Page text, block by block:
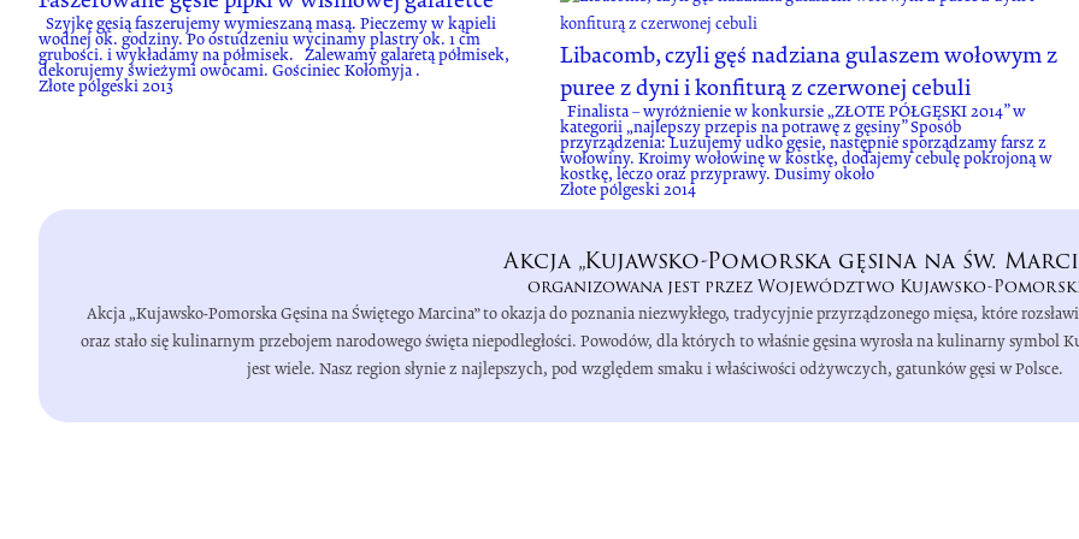
Szyjkę gęsią faszerujemy wymieszaną masą. Pieczemy w kąpieli
wodnej ok. godziny. Po ostudzeniu wycinamy plastry ok. 1 cm
grubości. i wykładamy na półmisek. Zalewamy galaretą półmisek,
dekorujemy świeżymi owocami. Gościniec Kołomyja .
Złote pólgeski 2013
Libacomb, czyli gęś nadziana gulaszem wołowym z
puree z dyni i konfiturą z czerwonej cebuli
Finalista – wyróżnienie w konkursie „ZŁOTE PÓŁGĘSKI 2014” w
kategorii „najlepszy przepis na potrawę z gęsiny” Sposób
przyrządzenia: Luzujemy udko gęsie, następnie sporządzamy farsz z
wołowiny. Kroimy wołowinę w kostkę, dodajemy cebulę pokrojoną w
kostkę, leczo oraz przyprawy. Dusimy około
Złote pólgeski 2014
Akcja „Kujawsko-Pomorska gęsina na św.
organizowana jest przez Województwo Kujawsko-
Akcja „Kujawsko-Pomorska Gęsina na Świętego Marcina” to okazja do poznania niezwykłego, tradycyjnie przyrządzonego mięsa, które
oraz stało się kulinarnym przebojem narodowego święta niepodległości. Powodów, dla których to właśnie gęsina wyrosła na kulinarny symbol
jest wiele. Nasz region słynie z najlepszych, pod względem smaku i właściwości odżywczych, gatunków gęsi w Polsce.